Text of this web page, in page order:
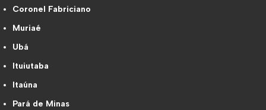
Coronel Fabriciano
Muriaé
Ubá
Ituiutaba
Itaúna
Pará de Minas